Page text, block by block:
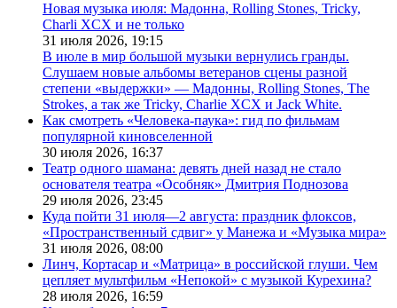
Новая музыка июля: Мадонна, Rolling Stones, Tricky,
Charli XCX и не только
31 июля 2026, 19:15
В июле в мир большой музыки вернулись гранды.
Слушаем новые альбомы ветеранов сцены разной
степени «выдержки» — Мадонны, Rolling Stones, The
Strokes, а так же Tricky, Charlie XCX и Jack White.
Как смотреть «Человека-паука»: гид по фильмам
популярной киновселенной
30 июля 2026, 16:37
Театр одного шамана: девять дней назад не стало
основателя театра «Особняк» Дмитрия Поднозова
29 июля 2026, 23:45
Куда пойти 31 июля—2 августа: праздник флоксов,
«Пространственный сдвиг» у Манежа и «Музыка мира»
31 июля 2026, 08:00
Линч, Кортасар и «Матрица» в российской глуши. Чем
цепляет мультфильм «Непокой» с музыкой Курехина?
28 июля 2026, 16:59